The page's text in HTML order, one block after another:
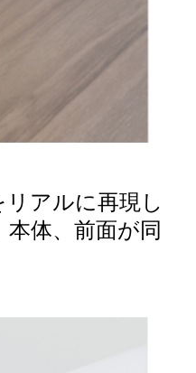
アルに再現し
体、前面が同